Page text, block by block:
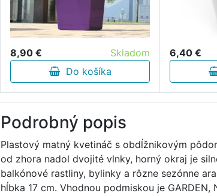
8,90 €
Skladom
Do košíka
6,40 €
Podrobný popis
Plastový matný kvetináč s obdĺžnikovým
od zhora nadol dvojité vlnky, horný okraj je
balkónové rastliny, bylinky a rôzne sezónne
hĺbka 17 cm. Vhodnou podmiskou je GARDEN,